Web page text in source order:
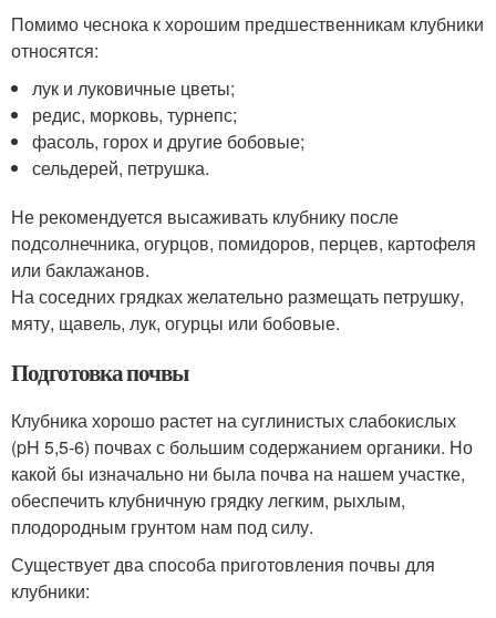
Помимо чеснока к хорошим предшественникам клубники
относятся:
лук и луковичные цветы;
редис, морковь, турнепс;
фасоль, горох и другие бобовые;
сельдерей, петрушка.
Не рекомендуется высаживать клубнику после
подсолнечника, огурцов, помидоров, перцев, картофеля
или баклажанов.
На соседних грядках желательно размещать петрушку,
мяту, щавель, лук, огурцы или бобовые.
Подготовка почвы
Клубника хорошо растет на суглинистых слабокислых
(pH 5,5-6) почвах с большим содержанием органики. Но
какой бы изначально ни была почва на нашем участке,
обеспечить клубничную грядку легким, рыхлым,
плодородным грунтом нам под силу.
Существует два способа приготовления почвы для
клубники: